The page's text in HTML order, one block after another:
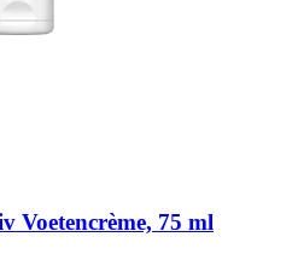
Voetencrème, 75 ml